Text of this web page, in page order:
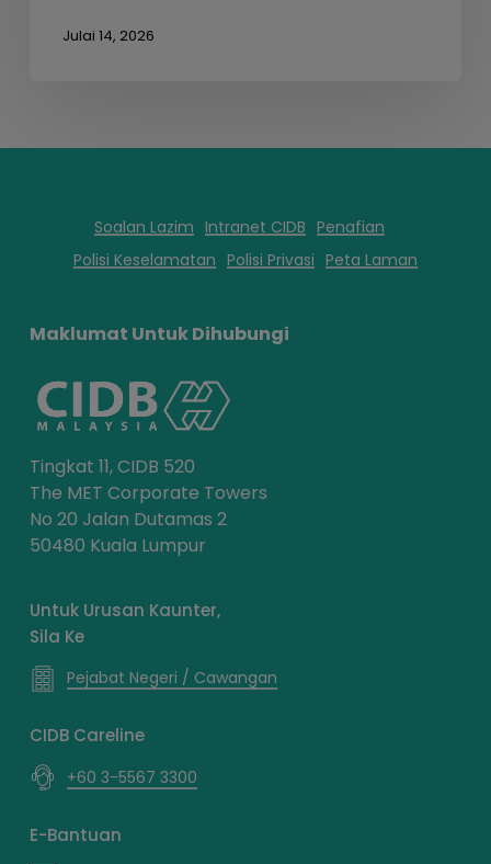
Julai 14, 2026
Soalan Lazim Intranet CIDB Penafian
Polisi Keselamatan Polisi Privasi Peta Laman
Maklumat Untuk Dihubungi
Tingkat 11, CIDB 520
The MET Corporate Towers
No 20 Jalan Dutamas 2
50480 Kuala Lumpur
Untuk Urusan Kaunter,
Sila Ke
Pejabat Negeri / Cawangan
CIDB Careline
+60 3-5567 3300
E-Bantuan